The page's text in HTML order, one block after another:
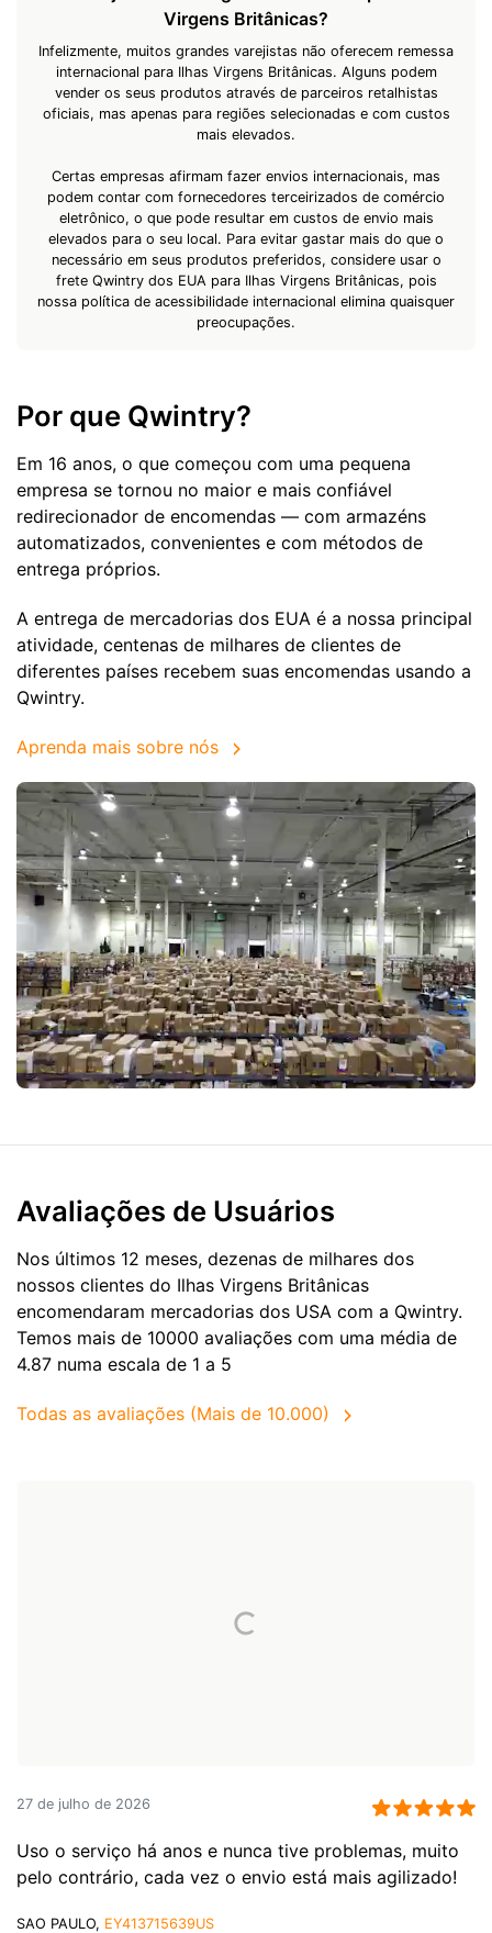
Virgens Britânicas?
Infelizmente, muitos grandes varejistas não oferecem remessa
internacional para Ilhas Virgens Britânicas. Alguns podem
vender os seus produtos através de parceiros retalhistas
oficiais, mas apenas para regiões selecionadas e com custos
mais elevados.
Certas empresas afirmam fazer envios internacionais, mas
podem contar com fornecedores terceirizados de comércio
eletrônico, o que pode resultar em custos de envio mais
elevados para o seu local. Para evitar gastar mais do que o
necessário em seus produtos preferidos, considere usar o
frete Qwintry dos EUA para Ilhas Virgens Britânicas, pois
nossa política de acessibilidade internacional elimina quaisquer
preocupações.
Por que Qwintry?
Em 16 anos, o que começou com uma pequena
empresa se tornou no maior e mais confiável
redirecionador de encomendas — com armazéns
automatizados, convenientes e com métodos de
entrega próprios.
A entrega de mercadorias dos EUA é a nossa principal
atividade, centenas de milhares de clientes de
diferentes países recebem suas encomendas usando a
Qwintry.
Aprenda mais sobre nós
Avaliações de Usuários
Nos últimos 12 meses, dezenas de milhares dos
nossos clientes do Ilhas Virgens Britânicas
encomendaram mercadorias dos USA com a Qwintry.
Temos mais de 10000 avaliações com uma média de
4.87 numa escala de 1 a 5
Todas as avaliações (Mais de 10.000)
27 de julho de 2026
Uso o serviço há anos e nunca tive problemas, muito
pelo contrário, cada vez o envio está mais agilizado!
SAO PAULO, EY413715639US